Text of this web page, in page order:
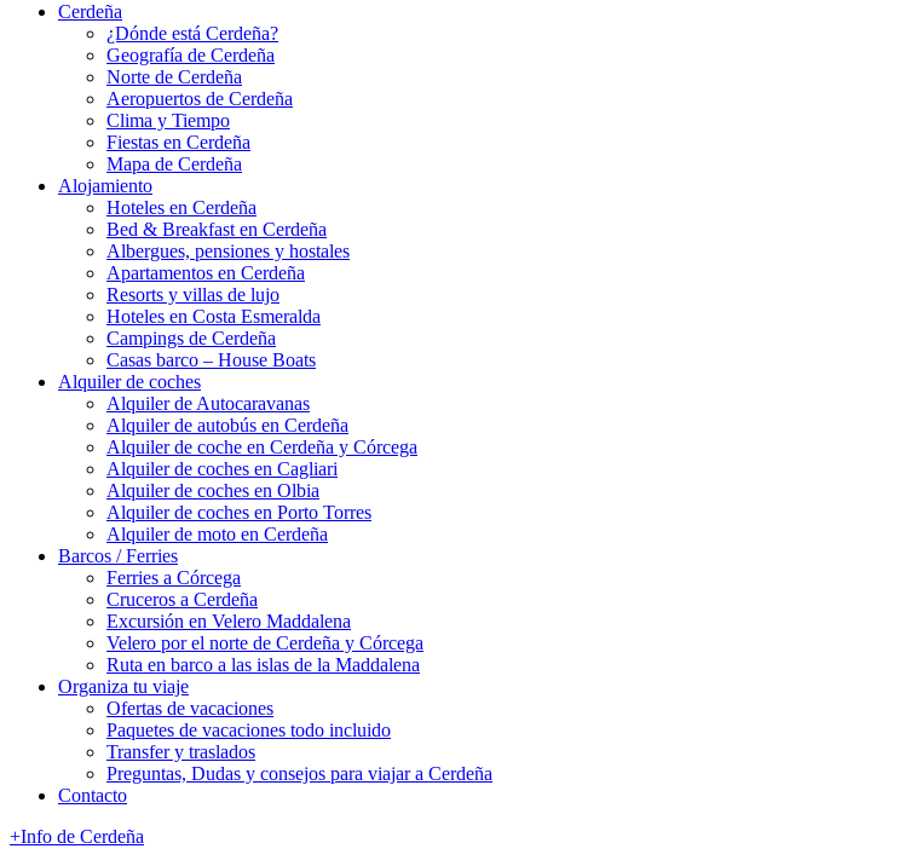
Cerdeña
¿Dónde está Cerdeña?
Geografía de Cerdeña
Norte de Cerdeña
Aeropuertos de Cerdeña
Clima y Tiempo
Fiestas en Cerdeña
Mapa de Cerdeña
Alojamiento
Hoteles en Cerdeña
Bed & Breakfast en Cerdeña
Albergues, pensiones y hostales
Apartamentos en Cerdeña
Resorts y villas de lujo
Hoteles en Costa Esmeralda
Campings de Cerdeña
Casas barco – House Boats
Alquiler de coches
Alquiler de Autocaravanas
Alquiler de autobús en Cerdeña
Alquiler de coche en Cerdeña y Córcega
Alquiler de coches en Cagliari
Alquiler de coches en Olbia
Alquiler de coches en Porto Torres
Alquiler de moto en Cerdeña
Barcos / Ferries
Ferries a Córcega
Cruceros a Cerdeña
Excursión en Velero Maddalena
Velero por el norte de Cerdeña y Córcega
Ruta en barco a las islas de la Maddalena
Organiza tu viaje
Ofertas de vacaciones
Paquetes de vacaciones todo incluido
Transfer y traslados
Preguntas, Dudas y consejos para viajar a Cerdeña
Contacto
+Info de Cerdeña